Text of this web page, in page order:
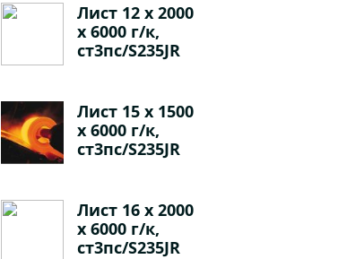
Лист 12 х 2000
х 6000 г/к,
ст3пс/S235JR
Лист 15 х 1500
х 6000 г/к,
ст3пс/S235JR
Лист 16 х 2000
х 6000 г/к,
ст3пс/S235JR